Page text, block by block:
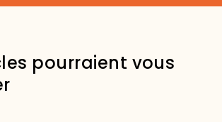
pourraient vous